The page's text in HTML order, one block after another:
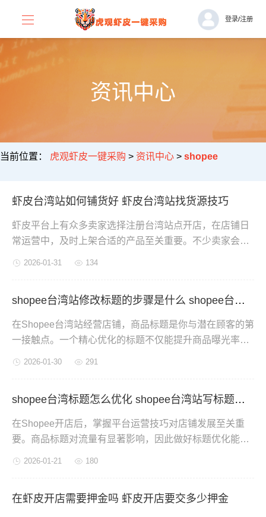
登录/注册
资讯中心
当前位置： 虎观虾皮一键采购 > 资讯中心 > shopee
虾皮台湾站如何铺货好 虾皮台湾站找货源技巧
虾皮平台上有众多卖家选择注册台湾站点开店，在店铺日
常运营中，及时上架合适的产品至关重要。不少卖家会采
2026-01-31 134
shopee台湾站修改标题的步骤是什么 shopee台湾站标题优化逻辑是什么
在Shopee台湾站经营店铺，商品标题是你与潜在顾客的第
一接触点。一个精心优化的标题不仅能提升商品曝光率，
优化的核心逻辑。
2026-01-30 291
shopee台湾标题怎么优化 shopee台湾站写标题注意事项
在Shopee开店后，掌握平台运营技巧对店铺发展至关重
要。商品标题对流量有显著影响，因此做好标题优化能够
2026-01-21 180
在虾皮开店需要押金吗 虾皮开店要交多少押金